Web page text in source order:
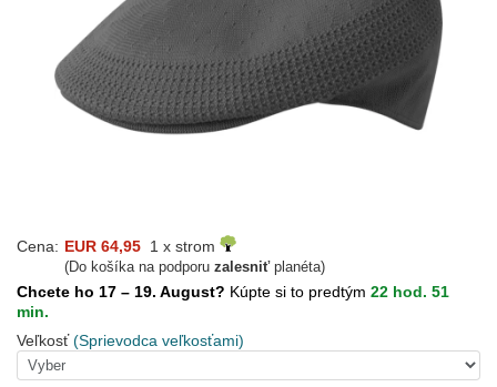
Cena: EUR 64,95 1 x strom
(Do košíka na podporu zalesniťplanéta)
Chcete ho 17 – 19. August? Kúpte si to predtým 22 hod. 51
min.
Veľkosť (Sprievodca veľkosťami)